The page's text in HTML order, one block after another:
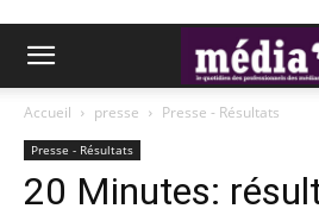
Accueil presse Presse - Résultats
Presse - Résultats
20 Minutes: